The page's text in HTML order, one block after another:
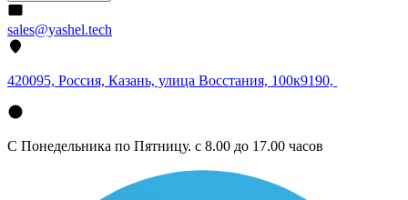
sales@yashel.tech
420095, Россия, Казань, улица Восстания, 100к9190,
С Понедельника по Пятницу. с 8.00 до 17.00 часов